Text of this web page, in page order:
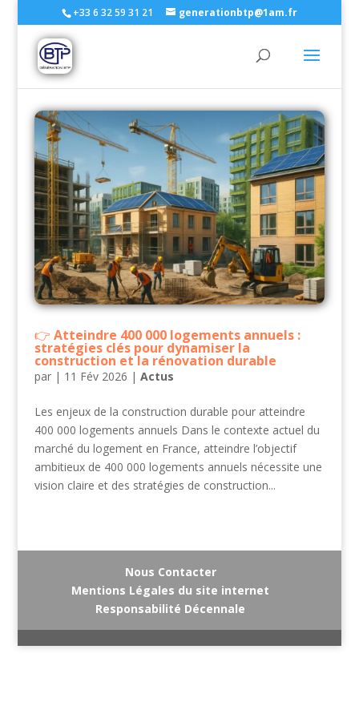
+33 6 32 59 31 21 generationbtp@1am.fr
Atteindre 400 000 logements annuels :
stratégies clés pour dynamiser la
construction et la rénovation durable
par | 11 Fév 2026 | Actus
Les enjeux de la construction durable pour atteindre
400 000 logements annuels Dans le contexte actuel du
marché du logement en France, atteindre l’objectif
ambitieux de 400 000 logements annuels nécessite une
vision claire et des stratégies de construction...
Nous Contacter
Mentions Légales du site internet
Responsabilité Décennale